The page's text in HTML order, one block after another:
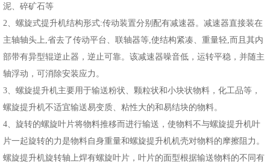
泥、碎矿石等
2、螺旋式提升机结构形式:传动装置分别配有减速器。减速器直接装在
主轴轴头上,省去了传动平台、联轴器等,使结构紧凑、重量轻,而且其内
部带有异型辊逆止器，逆止可靠。该减速器噪音低，运转平稳，并随主
轴浮动，可消除安装应力。
3、螺旋提升机主要用于输送粉状、颗粒状和小块状物料，化工品等，
螺旋提升机不适宜输送易变质、粘性大的和易结块的物料。
4、旋转的螺旋叶片将物料推移而进行输送，使物料不与螺旋提升机叶
片一起旋转的力是物料自身重量和螺旋提升机机壳对物料的摩擦阻力。
螺旋提升机旋转轴上焊有螺旋叶片，叶片的面型根据输送物料的不同有